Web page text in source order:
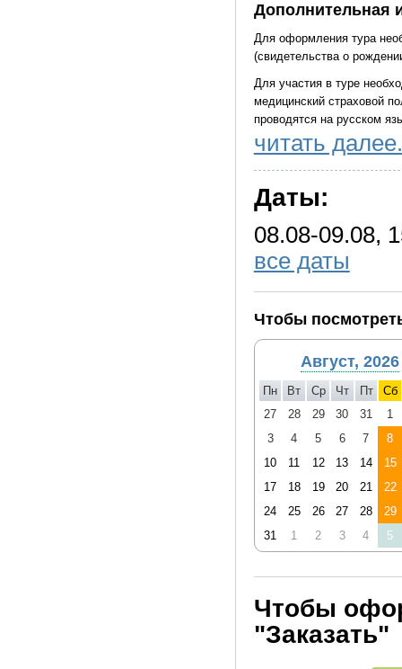
Дополнительная
Для оформления тура
(свидетельства о
Для участия в туре
медицинский страховой
проводятся на русском
Фирма оставляет за
читать
Даты:
08.08-09.08,
все даты
Чтобы
Август, 2026
Пн Вт Ср Чт Пт
Сб
27
28 29 30 31
1
3
4 5 6 7
8
10
11 12 13 14
15
17
18 19 20 21
22
24
25 26 27 28
29
31
1 2 3 4 5
Чтобы
"Заказать"